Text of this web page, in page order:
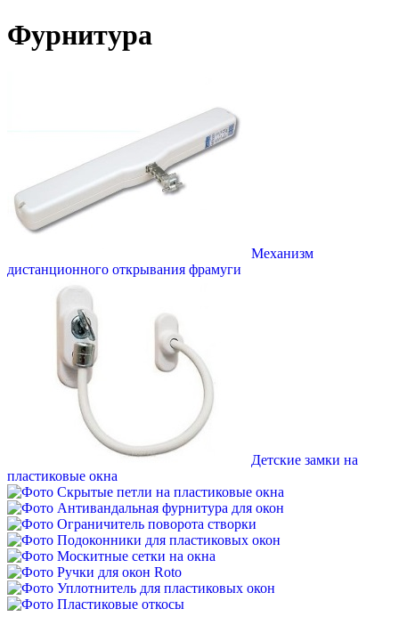
Фурнитура
Механизм
дистанционного открывания фрамуги
Детские замки на
пластиковые окна
Скрытые петли на пластиковые окна
Антивандальная фурнитура для окон
Ограничитель поворота створки
Подоконники для пластиковых окон
Москитные сетки на окна
Ручки для окон Roto
Уплотнитель для пластиковых окон
Пластиковые откосы